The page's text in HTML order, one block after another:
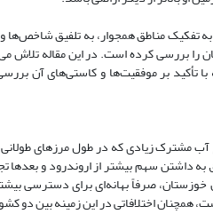
تفکیک مناطق همجوار، به تلفیق
را بررسی کرده است. در این مقاله
بر موفقیت‌ها و کاستی‌های آن
مشترک زیادی که در طول مرزهای
داشتن سهم بیشتر از اروندرود و بعدها
صرفاً بهانه‌ای برای دسترسی
همچنان اختلافاتی در این زمینه بین دو